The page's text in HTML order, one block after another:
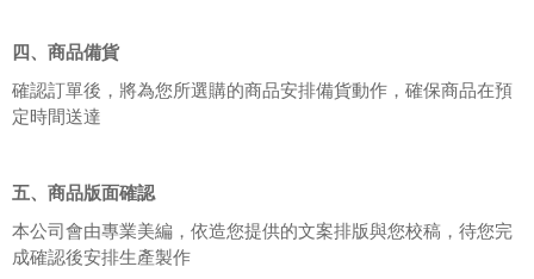
四、商品備貨
確認訂單後，將為您所選購的商品安排備貨動作，確保商品在預
定時間送達
五、商品版面確認
本公司會由專業美編，依造您提供的文案排版與您校稿，待您完
成確認後安排生產製作